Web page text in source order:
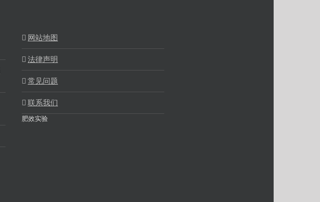
网站地图
法律声明
常见问题
联系我们
肥效实验